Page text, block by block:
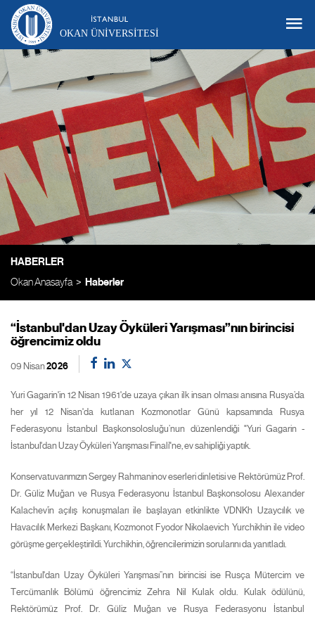
OKAN ÜNIVERSITESI
HABERLER
Okan Anasayfa Haberler
“İstanbul'dan Uzay Öyküleri Yarışması”nın birincisi
öğrencimiz oldu
09 Nisan2026
Yuri Gagarin'in 12 Nisan 1961'de uzaya çıkan ilk insan olması anısına Rusya’da
her yıl 12 Nisan'da kutlanan Kozmonotlar Günü kapsamında Rusya
Federasyonu İstanbul Başkonsolosluğu’nun düzenlendiği "Yuri Gagarin -
İstanbul'dan Uzay Öyküleri Yarışması Finali"ne, ev sahipliği yaptık.
Konservatuvarımızın Sergey Rahmaninov eserleri dinletisi ve Rektörümüz Prof.
Dr. Güliz Muğan ve Rusya Federasyonu İstanbul Başkonsolosu Alexander
Kalachev’in açılış konuşmaları ile başlayan etkinlikte VDNKh Uzaycılık ve
Havacılık Merkezi Başkanı, Kozmonot Fyodor Nikolaevich Yurchikhin ile video
görüşme gerçekleştirildi. Yurchikhin, öğrencilerimizin sorularını da yanıtladı.
“İstanbul'dan Uzay Öyküleri Yarışması”nın birincisi ise Rusça Mütercim ve
Tercümanlık Bölümü öğrencimiz Zehra Nil Kulak oldu. Kulak ödülünü,
Rektörümüz Prof. Dr. Güliz Muğan ve Rusya Federasyonu İstanbul